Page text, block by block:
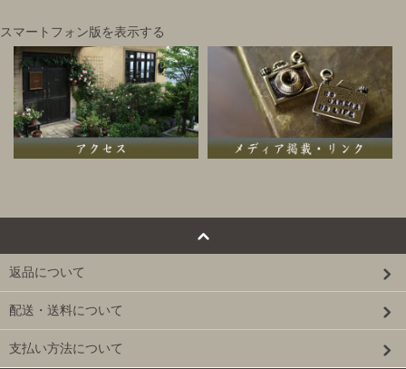
スマートフォン版を表示する
返品について
配送・送料について
支払い方法について